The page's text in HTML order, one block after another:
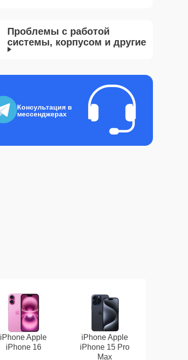
Проблемы с работой
системы, корпусом и другие
Консультация в
мессенджерах
iPhone Apple
iPhone 16
iPhone Apple
iPhone 15 Pro
Max